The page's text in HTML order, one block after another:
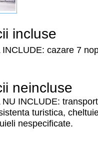
incluse
INCLUDE: cazare 7
neincluse
NU INCLUDE:
turistica,
nespecificate.